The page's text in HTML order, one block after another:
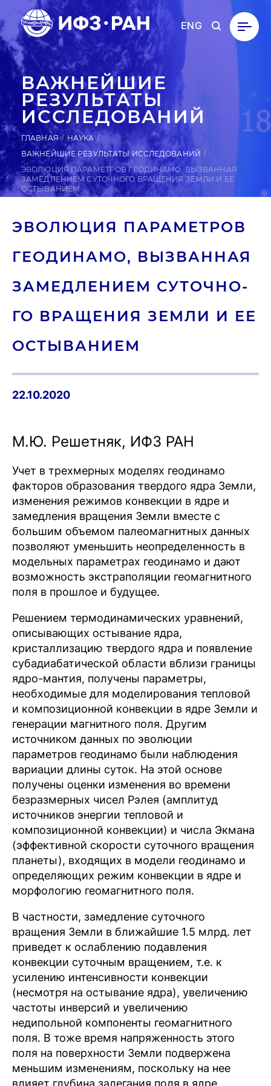
ENG
ВАЖНЕЙШИЕ
РЕЗУЛЬТАТЫ
ИССЛЕДОВАНИЙ
ГЛАВНАЯ
НАУКА
ВАЖНЕЙШИЕ РЕЗУЛЬТАТЫ ИССЛЕДОВАНИЙ
ЭВОЛЮЦИЯ ПАРАМЕТРОВ ГЕОДИНАМО, ВЫЗВАННАЯ
ЗАМЕДЛЕНИЕМ СУТОЧНОГО ВРАЩЕНИЯ ЗЕМЛИ И ЕЕ
ОСТЫВАНИЕМ
ЭВО­ЛЮЦИЯ ПА­РАМЕТ­РОВ
ГЕ­ОДИ­НАМО, ВЫЗ­ВАННАЯ
ЗА­МЕД­ЛЕ­НИ­ЕМ СУ­ТОЧ­НО­
ГО ВРА­ЩЕНИЯ ЗЕМЛИ И ЕЕ
ОС­ТЫ­ВАНИ­ЕМ
22.10.2020
М.Ю. Решетняк, ИФЗ РАН
Учет в трехмерных моделях геодинамо
факторов образования твердого ядра Земли,
изменения режимов конвекции в ядре и
замедления вращения Земли вместе с
большим объемом палеомагнитных данных
позволяют уменьшить неопределенность в
модельных параметрах геодинамо и дают
возможность экстраполяции геомагнитного
поля в прошлое и будущее.
Решением термодинамических уравнений,
описывающих остывание ядра,
кристаллизацию твердого ядра и появление
субадиабатической области вблизи границы
ядро-мантия, получены параметры,
необходимые для моделирования тепловой
и композиционной конвекции в ядре Земли и
генерации магнитного поля. Другим
источником данных по эволюции
параметров геодинамо были наблюдения
вариации длины суток. На этой основе
получены оценки изменения во времени
безразмерных чисел Рэлея (амплитуд
источников энергии тепловой и
композиционной конвекции) и числа Экмана
(эффективной скорости суточного вращения
планеты), входящих в модели геодинамо и
определяющих режим конвекции в ядре и
морфологию геомагнитного поля.
В частности, замедление суточного
вращения Земли в ближайшие 1.5 млрд. лет
приведет к ослаблению подавления
конвекции суточным вращением, т.е. к
усилению интенсивности конвекции
(несмотря на остывание ядра), увеличению
частоты инверсий и увеличению
недипольной компоненты геомагнитного
поля. В тоже время напряженность этого
поля на поверхности Земли подвержена
меньшим изменениям, поскольку на нее
влияет глубина залегания поля в ядре,